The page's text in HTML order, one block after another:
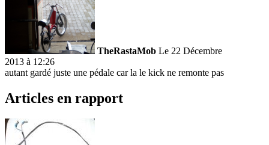
TheRastaMob Le 22 Décembre
2013 à 12:26
autant gardé juste une pédale car la le kick ne remonte pas
Articles en rapport